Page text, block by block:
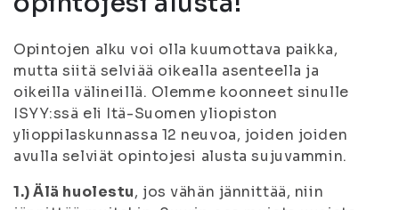
Opintojen alku voi olla kuumottava paikka,
mutta siitä selviää oikealla asenteella ja
oikeilla välineillä. Olemme koonneet sinulle
ISYY:ssä eli Itä-Suomen yliopiston
ylioppilaskunnassa 12 neuvoa, joiden joiden
avulla selviät opintojesi alusta sujuvammin.
1.) Älä huolestu, jos vähän jännittää, niin